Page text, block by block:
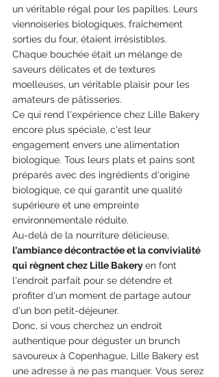
un véritable régal pour les papilles. Leurs
viennoiseries biologiques, fraîchement
sorties du four, étaient irrésistibles.
Chaque bouchée était un mélange de
saveurs délicates et de textures
moelleuses, un véritable plaisir pour les
amateurs de pâtisseries.
Ce qui rend l'expérience chez Lille Bakery
encore plus spéciale, c'est leur
engagement envers une alimentation
biologique. Tous leurs plats et pains sont
préparés avec des ingrédients d'origine
biologique, ce qui garantit une qualité
supérieure et une empreinte
environnementale réduite.
Au-delà de la nourriture délicieuse,
l'ambiance décontractée et la convivialité
qui règnent chez Lille Bakery en font
l'endroit parfait pour se détendre et
profiter d'un moment de partage autour
d'un bon petit-déjeuner.
Donc, si vous cherchez un endroit
authentique pour déguster un brunch
savoureux à Copenhague, Lille Bakery est
une adresse à ne pas manquer. Vous serez